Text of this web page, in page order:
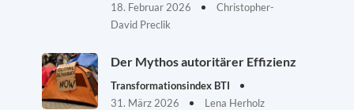
18. Februar 2026
Christopher-
David Preclik
Der Mythos autoritärer Effizienz
Transformationsindex BTI
31. März 2026
Lena Herholz